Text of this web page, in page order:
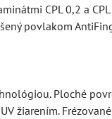
CPL 0,2 a
povlakom
Ploché
žiarením.